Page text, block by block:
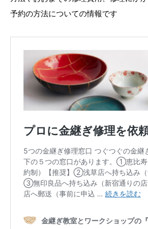
予約の方法についての情報です